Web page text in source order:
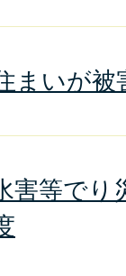
まいが
害等でり